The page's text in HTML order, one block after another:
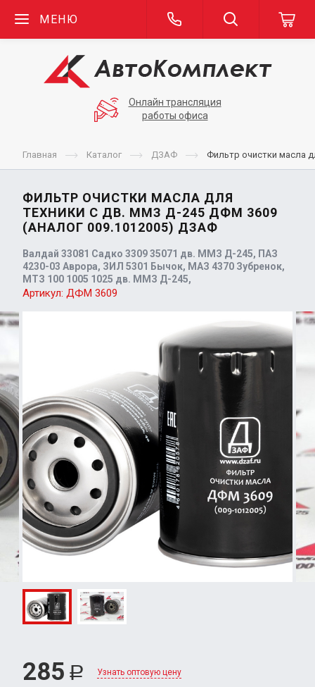
МЕНЮ
Онлайн трансляция
работы офиса
Главная Каталог ДЗАФ Фильтр очистки масла
ФИЛЬТР ОЧИСТКИ МАСЛА ДЛЯ
ТЕХНИКИ С ДВ. ММЗ Д-245 ДФМ 3609
(АНАЛОГ 009.1012005) ДЗАФ
Валдай 33081 Садко 3309 35071 дв. ММЗ Д-245, ПАЗ
4230-03 Аврора, ЗИЛ 5301 Бычок, МАЗ 4370 Зубренок,
МТЗ 100 1005 1025 дв. ММЗ Д-245,
Артикул: ДФМ 3609
285 Р Узнать оптовую цену